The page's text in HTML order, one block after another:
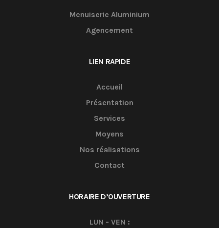
Menuiserie Aluminium
Agencement
LIEN RAPIDE
Accueil
Présentation
Services
Moyens
Nos réalisations
Contact
HORAIRE D’OUVERTURE
LUN - VEN :